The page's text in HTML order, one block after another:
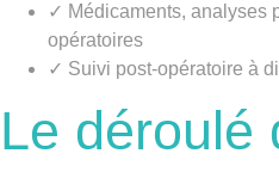
✓ Médicaments, analyses
opératoires
✓ Suivi post-opératoire à
Le déroulé